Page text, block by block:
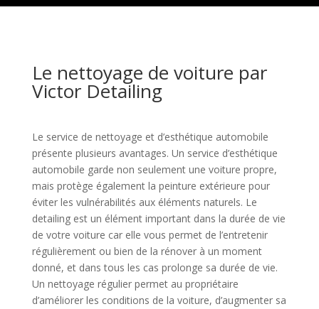
Le nettoyage de voiture par
Victor Detailing
Le service de nettoyage et d’esthétique automobile
présente plusieurs avantages. Un service d’esthétique
automobile garde non seulement une voiture propre,
mais protège également la peinture extérieure pour
éviter les vulnérabilités aux éléments naturels. Le
detailing est un élément important dans la durée de vie
de votre voiture car elle vous permet de l’entretenir
régulièrement ou bien de la rénover à un moment
donné, et dans tous les cas prolonge sa durée de vie.
Un nettoyage régulier permet au propriétaire
d’améliorer les conditions de la voiture, d’augmenter sa